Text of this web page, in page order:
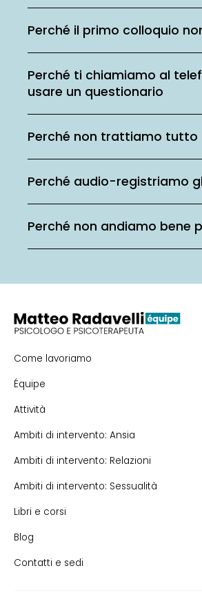
Perché il primo colloquio
Perché ti chiamiamo al
usare un questionario
Perché non trattiamo tutto
Perché audio-registriamo
Perché non andiamo bene
Come lavoriamo
Équipe
Attività
Ambiti di intervento: Ansia
Ambiti di intervento: Relazioni
Ambiti di intervento: Sessualità
Libri e corsi
Blog
Contatti e sedi